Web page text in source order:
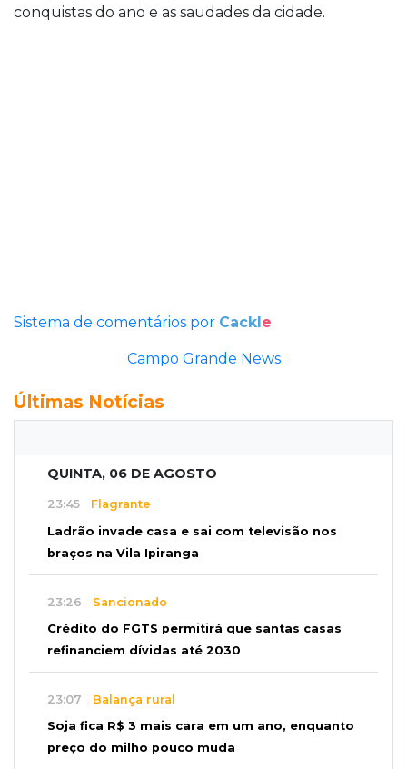
conquistas do ano e as saudades da cidade.
Sistema de comentários por Cackle
Campo Grande News
Últimas Notícias
QUINTA, 06 DE AGOSTO
23:45 Flagrante
Ladrão invade casa e sai com televisão nos
braços na Vila Ipiranga
23:26 Sancionado
Crédito do FGTS permitirá que santas casas
refinanciem dívidas até 2030
23:07 Balança rural
Soja fica R$ 3 mais cara em um ano, enquanto
preço do milho pouco muda